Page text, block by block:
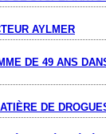
AYLMER
DE 49 ANS
DE